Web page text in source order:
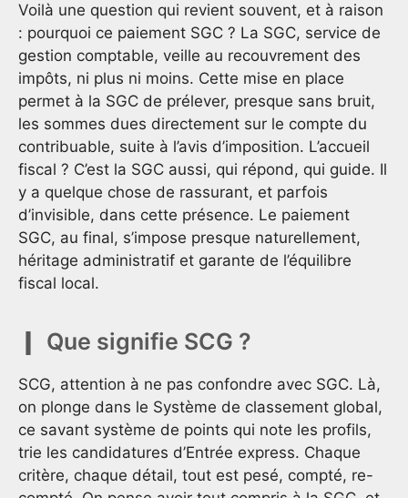
Voilà une question qui revient souvent, et à raison
: pourquoi ce paiement SGC ? La SGC, service de
gestion comptable, veille au recouvrement des
impôts, ni plus ni moins. Cette mise en place
permet à la SGC de prélever, presque sans bruit,
les sommes dues directement sur le compte du
contribuable, suite à l’avis d’imposition. L’accueil
fiscal ? C’est la SGC aussi, qui répond, qui guide. Il
y a quelque chose de rassurant, et parfois
d’invisible, dans cette présence. Le paiement
SGC, au final, s’impose presque naturellement,
héritage administratif et garante de l’équilibre
fiscal local.
Que signifie SCG ?
SCG, attention à ne pas confondre avec SGC. Là,
on plonge dans le Système de classement global,
ce savant système de points qui note les profils,
trie les candidatures d’Entrée express. Chaque
critère, chaque détail, tout est pesé, compté, re-